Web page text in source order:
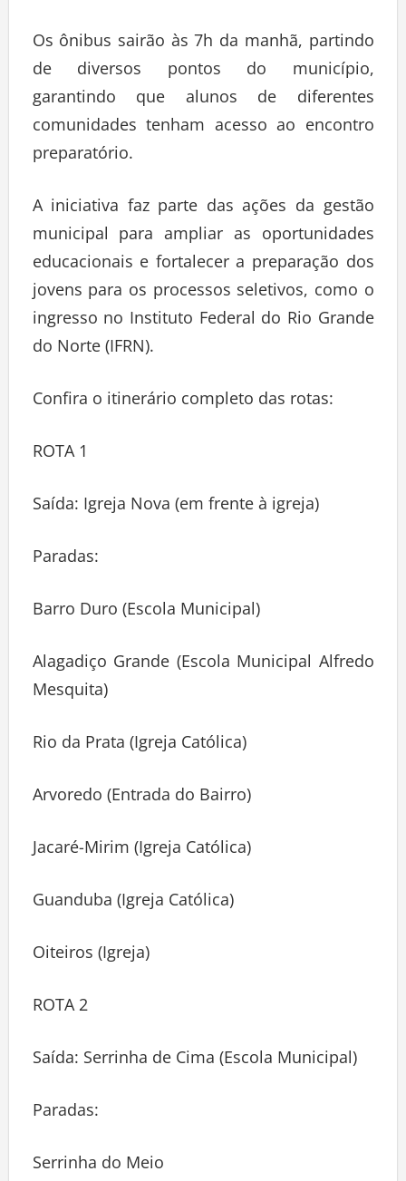
Os ônibus sairão às 7h da manhã, partindo
de diversos pontos do município,
garantindo que alunos de diferentes
comunidades tenham acesso ao encontro
preparatório.
A iniciativa faz parte das ações da gestão
municipal para ampliar as oportunidades
educacionais e fortalecer a preparação dos
jovens para os processos seletivos, como o
ingresso no Instituto Federal do Rio Grande
do Norte (IFRN).
Confira o itinerário completo das rotas:
ROTA 1
Saída: Igreja Nova (em frente à igreja)
Paradas:
Barro Duro (Escola Municipal)
Alagadiço Grande (Escola Municipal Alfredo
Mesquita)
Rio da Prata (Igreja Católica)
Arvoredo (Entrada do Bairro)
Jacaré-Mirim (Igreja Católica)
Guanduba (Igreja Católica)
Oiteiros (Igreja)
ROTA 2
Saída: Serrinha de Cima (Escola Municipal)
Paradas:
Serrinha do Meio